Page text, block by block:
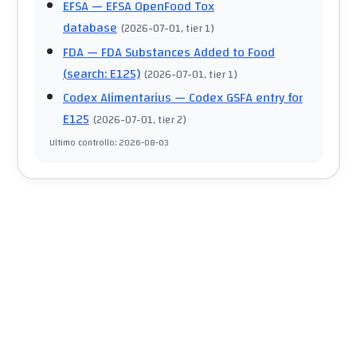
EFSA— EFSA OpenFood Tox
database (2026-07-01, tier 1)
FDA— FDA Substances Added to Food
(search: E125) (2026-07-01, tier 1)
Codex Alimentarius— Codex GSFA entry for
E125 (2026-07-01, tier 2)
Ultimo controllo:2026-08-03